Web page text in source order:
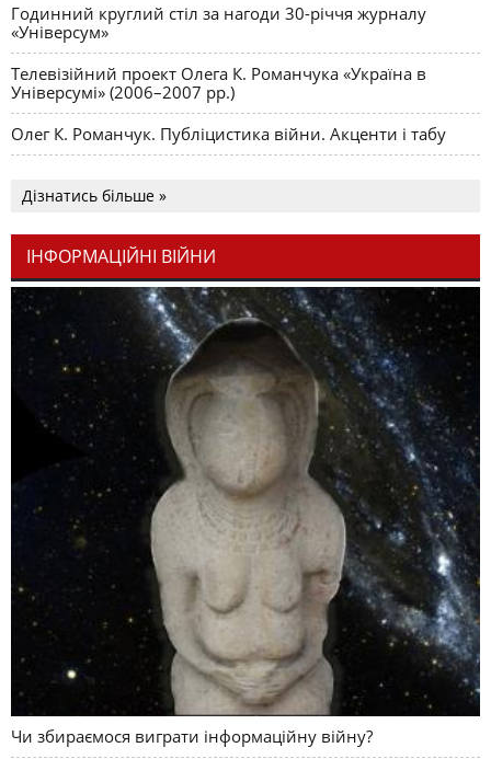
Годинний круглий стіл за нагоди 30-річчя журналу
«Універсум»
Телевізійний проект Олега К. Романчука «Україна в
Універсумі» (2006–2007 рр.)
Олег К. Романчук. Публіцистика війни. Акценти і табу
Дізнатись більше »
ІНФОРМАЦІЙНІ ВІЙНИ
Чи збираємося виграти інформаційну війну?